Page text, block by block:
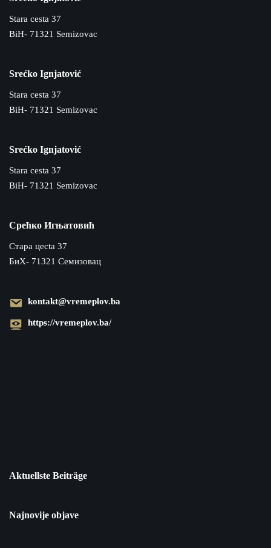
Stara cesta 37
BiH- 71321 Semizovac
Srećko Ignjatović
Stara cesta 37
BiH- 71321 Semizovac
Srećko Ignjatović
Stara cesta 37
BiH- 71321 Semizovac
Срећко Игњатовић
Cтара цecta 37
БиХ- 71321 Семизовац
kontakt@vremeplov.ba
https://vremeplov.ba/
Aktuellste Beiträge
Najnovije objave